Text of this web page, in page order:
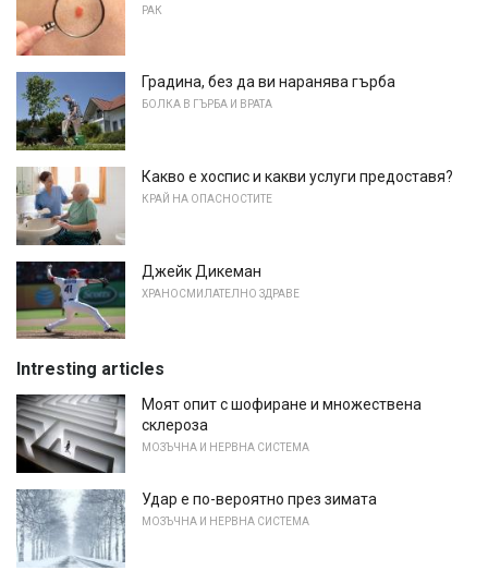
РАК
Градина, без да ви наранява гърба
БОЛКА В ГЪРБА И ВРАТА
Какво е хоспис и какви услуги предоставя?
КРАЙ НА ОПАСНОСТИТЕ
Джейк Дикеман
ХРАНОСМИЛАТЕЛНО ЗДРАВЕ
Intresting articles
Моят опит с шофиране и множествена
склероза
МОЗЪЧНА И НЕРВНА СИСТЕМА
Удар е по-вероятно през зимата
МОЗЪЧНА И НЕРВНА СИСТЕМА